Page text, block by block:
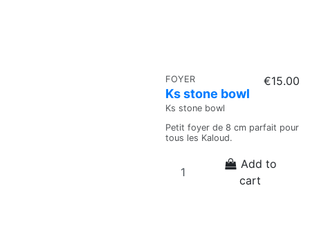
FOYER
Ks stone bowl
Ks stone bowl
€15.00
Petit foyer de 8 cm parfait pour
tous les Kaloud.
Add to
cart